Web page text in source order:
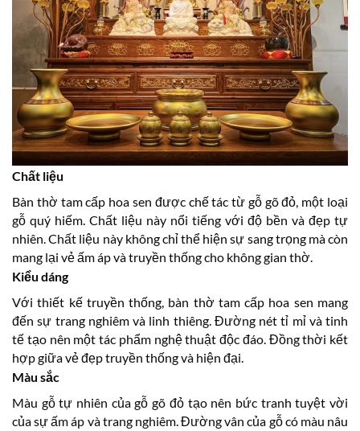
Chất liệu
Bàn thờ tam cấp hoa sen được chế tác từ gỗ gõ đỏ, một loại
gỗ quý hiếm. Chất liệu này nổi tiếng với độ bền và đẹp tự
nhiên. Chất liệu này không chỉ thể hiện sự sang trọng mà còn
mang lại vẻ ấm áp và truyền thống cho không gian thờ.
Kiểu dáng
Với thiết kế truyền thống, bàn thờ tam cấp hoa sen mang
đến sự trang nghiêm và linh thiêng. Đường nét tỉ mỉ và tinh
tế tạo nên một tác phẩm nghệ thuật độc đáo. Đồng thời kết
hợp giữa vẻ đẹp truyền thống và hiện đại.
Màu sắc
Màu gỗ tự nhiên của gỗ gõ đỏ tạo nên bức tranh tuyệt vời
của sự ấm áp và trang nghiêm. Đường vân của gỗ có màu nâu